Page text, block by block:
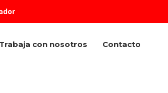
Trabaja con nosotros Contacto